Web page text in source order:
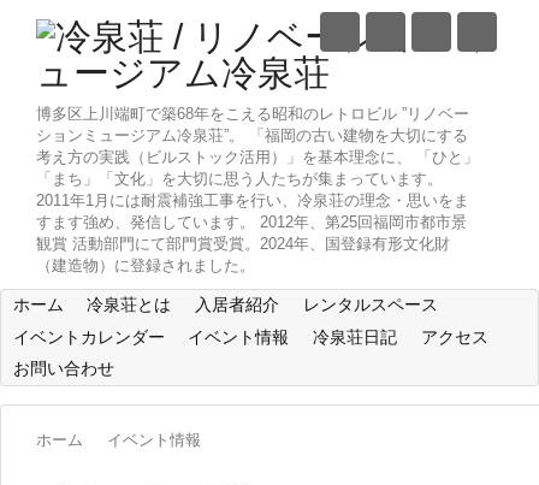
博多区上川端町で築68年をこえる昭和のレトロビル ”リノベー
ションミュージアム冷泉荘”。 「福岡の古い建物を大切にする
考え方の実践（ビルストック活用）」を基本理念に、 「ひと」
「まち」「文化」を大切に思う人たちが集まっています。
2011年1月には耐震補強工事を行い、冷泉荘の理念・思いをま
すます強め、発信しています。 2012年、第25回福岡市都市景
観賞 活動部門にて部門賞受賞。2024年、国登録有形文化財
（建造物）に登録されました。
ホーム 冷泉荘とは 入居者紹介
レンタルスペース
イベントカレンダー
イベント情報 冷泉荘日記
アクセス
お問い合わせ
ホーム イベント情報